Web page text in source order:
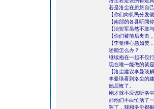
若是洛尘在忽悠自
【你们向饥民分发
【南部的各县听闻
【治安军虽然不敢
【你们被前后夹击
【李曼瑛心急如焚
还能怎么办？
继续抱在一起不仅
现在唯一能做的就
【洛尘建议李曼瑛
李曼瑛看到洛尘的
她后悔了。
刚才就不应该听洛
那他们不白忙活了
罢了，我和洛尘都